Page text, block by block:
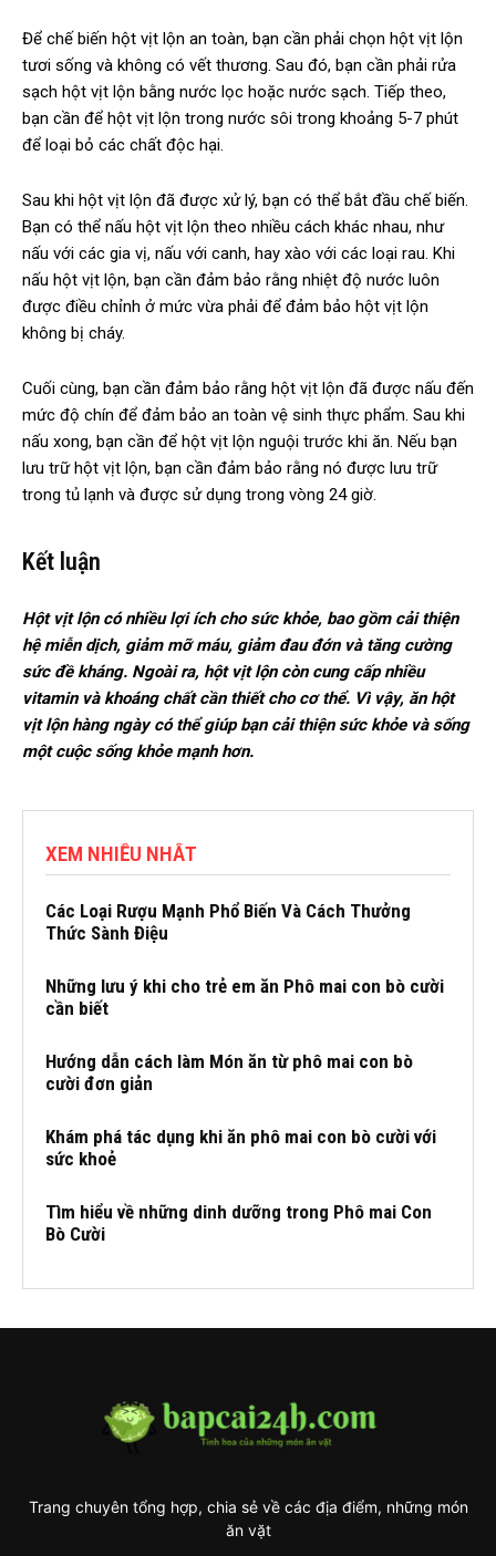
Để chế biến hột vịt lộn an toàn, bạn cần phải chọn hột vịt lộn
tươi sống và không có vết thương. Sau đó, bạn cần phải rửa
sạch hột vịt lộn bằng nước lọc hoặc nước sạch. Tiếp theo,
bạn cần để hột vịt lộn trong nước sôi trong khoảng 5-7 phút
để loại bỏ các chất độc hại.
Sau khi hột vịt lộn đã được xử lý, bạn có thể bắt đầu chế biến.
Bạn có thể nấu hột vịt lộn theo nhiều cách khác nhau, như
nấu với các gia vị, nấu với canh, hay xào với các loại rau. Khi
nấu hột vịt lộn, bạn cần đảm bảo rằng nhiệt độ nước luôn
được điều chỉnh ở mức vừa phải để đảm bảo hột vịt lộn
không bị cháy.
Cuối cùng, bạn cần đảm bảo rằng hột vịt lộn đã được nấu đến
mức độ chín để đảm bảo an toàn vệ sinh thực phẩm. Sau khi
nấu xong, bạn cần để hột vịt lộn nguội trước khi ăn. Nếu bạn
lưu trữ hột vịt lộn, bạn cần đảm bảo rằng nó được lưu trữ
trong tủ lạnh và được sử dụng trong vòng 24 giờ.
Kết luận
Hột vịt lộn có nhiều lợi ích cho sức khỏe, bao gồm cải thiện
hệ miễn dịch, giảm mỡ máu, giảm đau đớn và tăng cường
sức đề kháng. Ngoài ra, hột vịt lộn còn cung cấp nhiều
vitamin và khoáng chất cần thiết cho cơ thể. Vì vậy, ăn hột
vịt lộn hàng ngày có thể giúp bạn cải thiện sức khỏe và sống
một cuộc sống khỏe mạnh hơn.
XEM NHIỀU NHẤT
Các Loại Rượu Mạnh Phổ Biến Và Cách Thưởng
Thức Sành Điệu
Những lưu ý khi cho trẻ em ăn Phô mai con bò cười
cần biết
Hướng dẫn cách làm Món ăn từ phô mai con bò
cười đơn giản
Khám phá tác dụng khi ăn phô mai con bò cười với
sức khoẻ
Tìm hiểu về những dinh dưỡng trong Phô mai Con
Bò Cười
Trang chuyên tổng hợp, chia sẻ về các địa điểm, những món
ăn vặt